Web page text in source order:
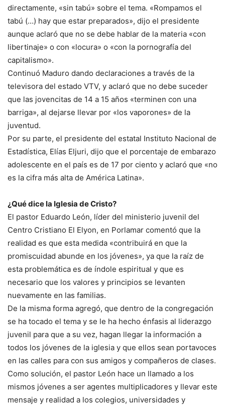
directamente, «sin tabú» sobre el tema. «Rompamos el
tabú (…) hay que estar preparados», dijo el presidente
aunque aclaró que no se debe hablar de la materia «con
libertinaje» o con «locura» o «con la pornografía del
capitalismo».
Continuó Maduro dando declaraciones a través de la
televisora del estado VTV, y aclaró que no debe suceder
que las jovencitas de 14 a 15 años «terminen con una
barriga», al dejarse llevar por «los vaporones» de la
juventud.
Por su parte, el presidente del estatal Instituto Nacional de
Estadística, Elías Eljuri, dijo que el porcentaje de embarazo
adolescente en el país es de 17 por ciento y aclaró que «no
es la cifra más alta de América Latina».
¿Qué dice la Iglesia de Cristo?
El pastor Eduardo León, líder del ministerio juvenil del
Centro Cristiano El Elyon, en Porlamar comentó que la
realidad es que esta medida «contribuirá en que la
promiscuidad abunde en los jóvenes», ya que la raíz de
esta problemática es de índole espiritual y que es
necesario que los valores y principios se levanten
nuevamente en las familias.
De la misma forma agregó, que dentro de la congregación
se ha tocado el tema y se le ha hecho énfasis al liderazgo
juvenil para que a su vez, hagan llegar la información a
todos los jóvenes de la iglesia y que ellos sean portavoces
en las calles para con sus amigos y compañeros de clases.
Como solución, el pastor León hace un llamado a los
mismos jóvenes a ser agentes multiplicadores y llevar este
mensaje y realidad a los colegios, universidades y